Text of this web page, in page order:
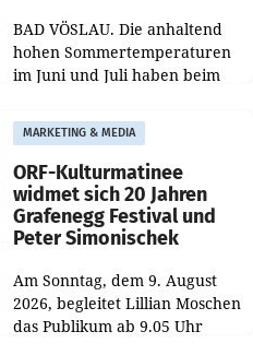
BAD VÖSLAU. Die anhaltend
hohen Sommertemperaturen
im Juni und Juli haben beim
Getränkehersteller Vöslauer zu
deutlichen Absatzzuwächsen
geführt. Während
MARKETING & MEDIA
ORF-Kulturmatinee
widmet sich 20 Jahren
Grafenegg Festival und
Peter Simonischek
Am Sonntag, dem 9. August
2026, begleitet Lillian Moschen
das Publikum ab 9.05 Uhr